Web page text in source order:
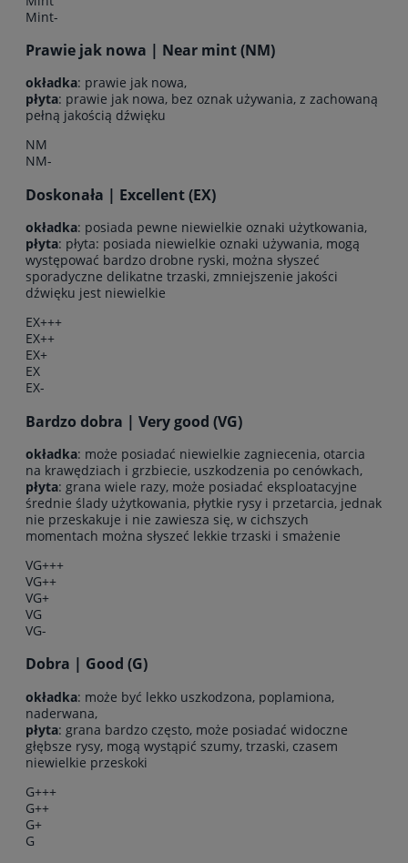
Mint-
Prawie jak nowa | Near mint (NM)
okładka: prawie jak nowa,
płyta: prawie jak nowa, bez oznak używania, z zachowaną
pełną jakością dźwięku
NM
NM-
Doskonała | Excellent (EX)
okładka: posiada pewne niewielkie oznaki użytkowania,
płyta: płyta: posiada niewielkie oznaki używania, mogą
występować bardzo drobne ryski, można słyszeć
sporadyczne delikatne trzaski, zmniejszenie jakości
dźwięku jest niewielkie
EX+++
EX++
EX+
EX
EX-
Bardzo dobra | Very good (VG)
okładka: może posiadać niewielkie zagniecenia, otarcia
na krawędziach i grzbiecie, uszkodzenia po cenówkach,
płyta: grana wiele razy, może posiadać eksploatacyjne
średnie ślady użytkowania, płytkie rysy i przetarcia, jednak
nie przeskakuje i nie zawiesza się, w cichszych
momentach można słyszeć lekkie trzaski i smażenie
VG+++
VG++
VG+
VG
VG-
Dobra | Good (G)
okładka: może być lekko uszkodzona, poplamiona,
naderwana,
płyta: grana bardzo często, może posiadać widoczne
głębsze rysy, mogą wystąpić szumy, trzaski, czasem
niewielkie przeskoki
G+++
G++
G+
G